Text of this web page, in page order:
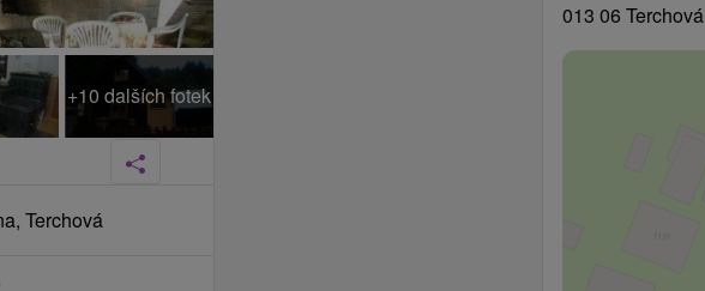
013 06 Terchová
+10 dalších fotek
Terchová